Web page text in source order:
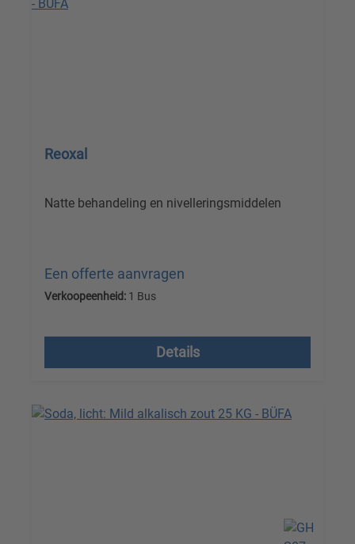
Reoxal
Natte behandeling en nivelleringsmiddelen
Een offerte aanvragen
Verkoopeenheid: 1 Bus
Details